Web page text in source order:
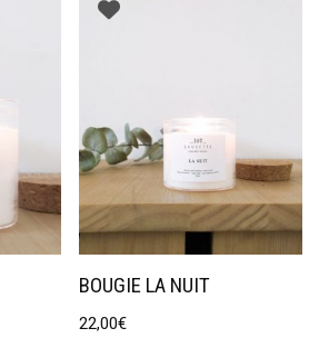
BOUGIE LA NUIT
22,00€